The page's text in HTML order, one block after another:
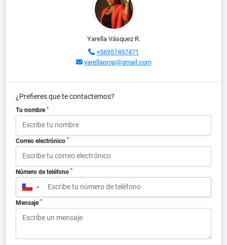
Yarella Vásquez R.
+56957497471
yarellaprop@gmail.com
¿Prefieres que te contactemos?
Tu nombre *
Correo electrónico *
Número de teléfono *
▼
Mensaje *